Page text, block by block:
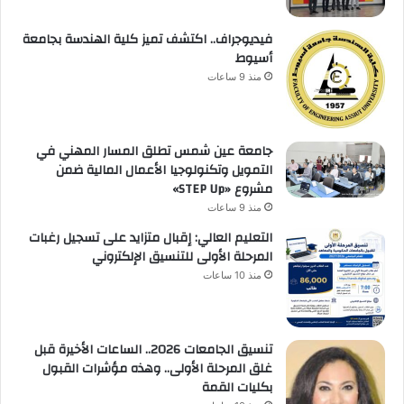
فيديوجراف.. اكتشف تميز كلية الهندسة بجامعة
أسيوط
منذ 9 ساعات
جامعة عين شمس تطلق المسار المهني في
التمويل وتكنولوجيا الأعمال المالية ضمن
مشروع «STEP Up»
منذ 9 ساعات
التعليم العالي: إقبال متزايد على تسجيل رغبات
المرحلة الأولى للتنسيق الإلكتروني
منذ 10 ساعات
تنسيق الجامعات 2026.. الساعات الأخيرة قبل
غلق المرحلة الأولى.. وهذه مؤشرات القبول
بكليات القمة